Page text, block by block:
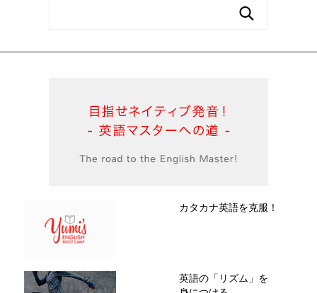
カタカナ英語を克服！
英語の「リズム」を